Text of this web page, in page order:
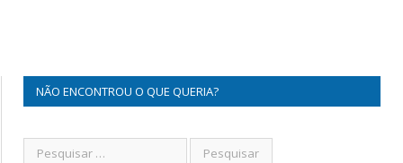
NÃO ENCONTROU O QUE QUERIA?